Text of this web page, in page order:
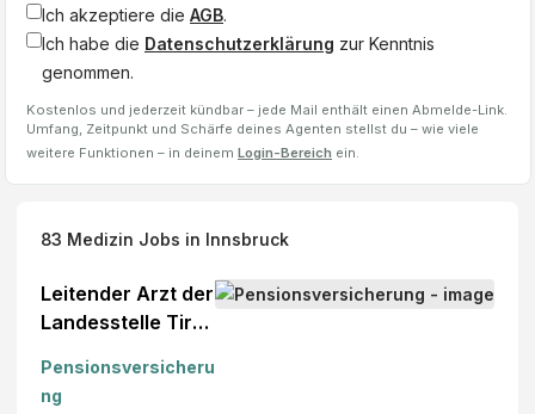
Ich akzeptiere die AGB.
Ich habe die Datenschutzerklärung zur Kenntnis
genommen.
Kostenlos und jederzeit kündbar – jede Mail enthält einen Abmelde-Link.
Umfang, Zeitpunkt und Schärfe deines Agenten stellst du – wie viele
weitere Funktionen – in deinem Login-Bereich ein.
83 Medizin Jobs in Innsbruck
Leitender Arzt der
Landesstelle Tirol
Pensionsversicheru
ng